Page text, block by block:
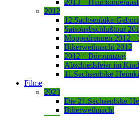
2013 –
2012
12.Sachsenbike-
Saisonabschlußtour
Moppedrennen 2012
Bikerweihnacht 2012
2012 – Büroumzug
Abschiedsfeier im
11.Sachsenbike-
Filme
2023
Die 21.Sachsenbike-
Bikerweihnacht